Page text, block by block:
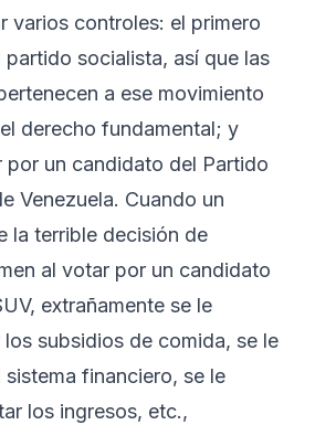
varios controles: el primero
socialista, así que las
a ese movimiento
derecho fundamental; y
por un candidato del Partido
Venezuela. Cuando un
la terrible decisión de
al votar por un candidato
extrañamente se le
subsidios de comida, se le
financiero, se le
los ingresos, etc.,